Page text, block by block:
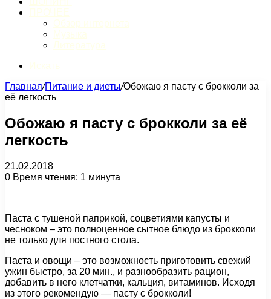
Главная/Питание и диеты/Обожаю я пасту с брокколи за
её легкость
Обожаю я пасту с брокколи за её
легкость
21.02.2018
0 Время чтения: 1 минута
Паста с тушеной паприкой, соцветиями капусты и
чесноком – это полноценное сытное блюдо из брокколи
не только для постного стола.
Паста и овощи – это возможность приготовить свежий
ужин быстро, за 20 мин., и разнообразить рацион,
добавить в него клетчатки, кальция, витаминов. Исходя
из этого рекомендую — пасту с брокколи!